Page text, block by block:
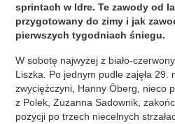
sprintach w Idre. Te zawody od
przygotowany do zimy i jak
pierwszych tygodniach śniegu.
W sobotę najwyżej z biało-
Liszka. Po jednym pudle zajęła 29.
zwyciężczyni, Hanny Öberg, nieco
z Polek, Zuzanna Sadownik,
pozycji po trzech niecelnych